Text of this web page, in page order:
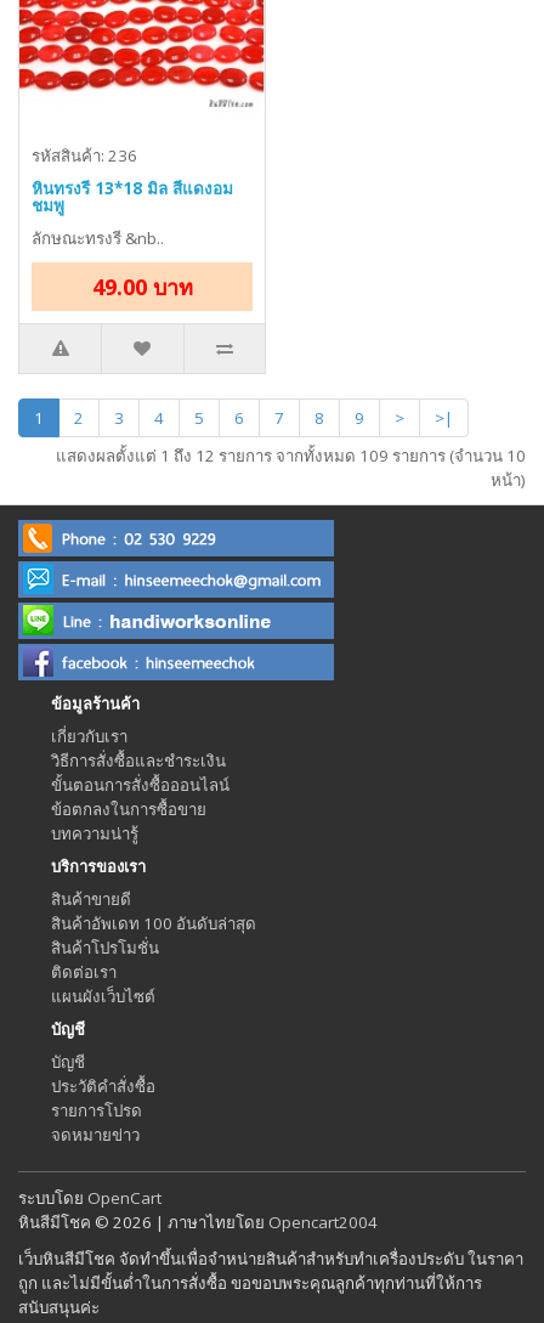
รหัสสินค้า: 236
หินทรงรี 13*18 มิล สีแดงอม
ชมพู
ลักษณะทรงรี &nb..
49.00 บาท
1 2 3 4 5 6 7 8 9 >
>|
แสดงผลตั้งแต่ 1 ถึง 12 รายการ จากทั้งหมด 109 รายการ (จำนวน 10
หน้า)
ข้อมูลร้านค้า
เกี่ยวกับเรา
วิธีการสั่งซื้อและชำระเงิน
ขั้นตอนการสั่งซื้อออนไลน์
ข้อตกลงในการซื้อขาย
บทความน่ารู้
บริการของเรา
สินค้าขายดี
สินค้าอัพเดท 100 อันดับล่าสุด
สินค้าโปรโมชั่น
ติดต่อเรา
แผนผังเว็บไซต์
บัญชี
บัญชี
ประวัติคำสั่งซื้อ
รายการโปรด
จดหมายข่าว
ระบบโดย OpenCart
หินสีมีโชค © 2026 | ภาษาไทยโดย Opencart2004
เว็บหินสีมีโชค จัดทำขึ้นเพื่อจำหน่ายสินค้าสำหรับทำเครื่องประดับ ในราคา
ถูก และไม่มีขั้นต่ำในการสั่งซื้อ ขอขอบพระคุณลูกค้าทุกท่านที่ให้การ
สนับสนุนค่ะ